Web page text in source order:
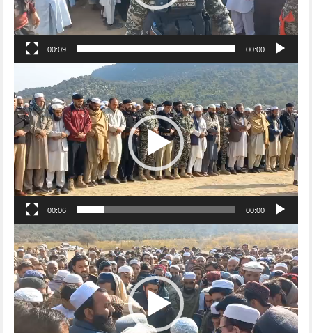
00:00
00:09
Video
Player
00:00
00:06
Video
Player